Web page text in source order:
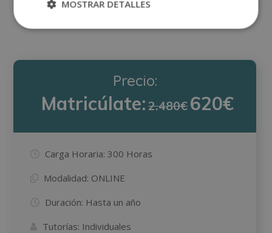
Precio:
Matricúlate:2.480€ 620€
Carga Horaria: 300 Horas
Modalidad: ONLINE
Duración: Hasta un año
Tutorías: Individuales
MOSTRAR DETALLES